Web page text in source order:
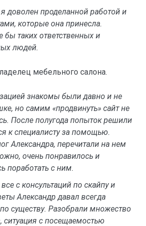
доволен проделанной работой и
которые она принесла.
таких ответственных и
людей.
мебельного салона.
знакомы были давно и не
но самим «продвинуть» сайт не
После полугода попыток решили
к специалисту за помощью.
Александра, перечитали на нем
очень понравилось и
поработать с ним.
с консультаций по скайпу и
Александр давал всегда
существу. Разобрали множество
ситуация с посещаемостью